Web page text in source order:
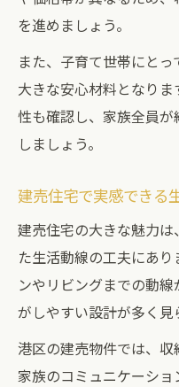
を進めましょう。
また、子育て世帯にと
大きな安心材料となり
性も確認し、家族全員
しましょう。
建売住宅で実感できる
建売住宅の大きな魅力
た生活動線の工夫にあ
ンやリビングまでの動
がしやすい設計が多く見
港区の建売物件では、収
家族のコミュニケーシ